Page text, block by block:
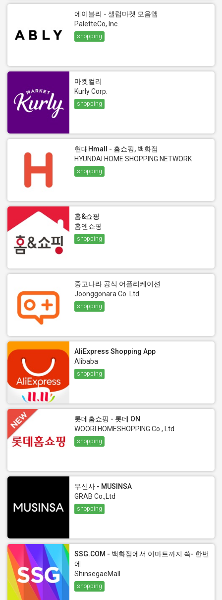
에이블리 - 셀럽마켓 모음앱
PaletteCo, Inc.
shopping
마켓컬리
Kurly Corp.
shopping
현대Hmall - 홈쇼핑, 백화점
HYUNDAI HOME SHOPPING NETWORK
shopping
홈&쇼핑
홈앤쇼핑
shopping
중고나라 공식 어플리케이션
Joonggonara Co. Ltd.
shopping
AliExpress Shopping App
Alibaba
shopping
롯데홈쇼핑 - 롯데 ON
WOORI HOMESHOPPING Co., Ltd
shopping
무신사 - MUSINSA
GRAB Co.,Ltd
shopping
SSG.COM - 백화점에서 이마트까지 쓱- 한번
에
ShinsegaeMall
shopping